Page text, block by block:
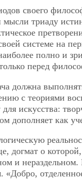
своего
мысли триаду
системе на
полно и
перед
должна
с теориями
искусства:
дополняет как
догмат о
и
«Добро,